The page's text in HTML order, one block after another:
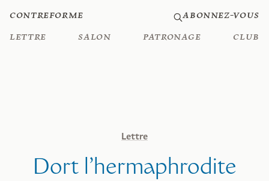
Contreforme
Lettre
Salon Patronage Club
Abonnez-vous
Lettre
Dort l’hermaphrodite